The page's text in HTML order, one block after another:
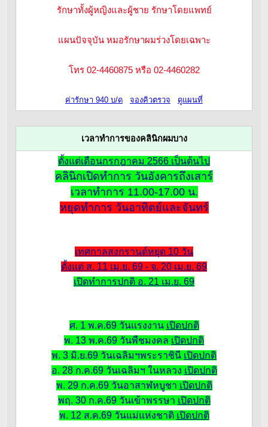
รักษาทั้งผู้หญิงและผู้ชาย รักษาโดยแพทย์
แผนปัจจุบัน หมอรักษาผมร่วงโดยเฉพาะ
โทร 02-4460875 หรือ 02-4460282
ค่ารักษา 940 บ/ด จองคิวตรวจ ดูแผนที่
เวลาทำการของคลินิกผมบาง
ตั้งแต่เดือนกรกฎาคม 2566 เป็นต้นไป
คลินิกเปิดทำการ วันอังคารถึงเสาร์
เวลาทำการ 11.00-17.00 น.
หยุดทำการ วันอาทิตย์และจันทร์
เทศกาลสงกรานต์หยุด 10 วัน
ตั้งแต่ ส. 11 เม.ย. 69 - จ. 20 เม.ย. 69
เปิดทำการปกติ อ. 21 เม.ย. 69
ศ. 1 พ.ค.69 วันแรงงาน เปิดปกติ
พ. 13 พ.ค.69 วันพืชมงคล เปิดปกติ
พ. 3 มิ.ย.69 วันเฉลิมฯพระราชินี เปิดปกติ
อ. 28 ก.ค.69 วันเฉลิมฯ ในหลวง เปิดปกติ
พ. 29 ก.ค.69 วันอาสาฬหบูชา เปิดปกติ
พฤ. 30 ก.ค.69 วันเข้าพรรษา เปิดปกติ
พ. 12 ส.ค.69 วันแม่แห่งชาติ เปิดปกติ